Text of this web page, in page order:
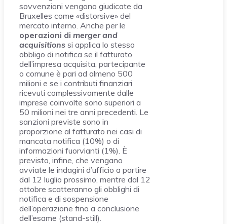
sovvenzioni vengono giudicate da
Bruxelles come «distorsive» del
mercato interno. Anche per le
operazioni di merger and
acquisitions si applica lo stesso
obbligo di notifica se il fatturato
dell’impresa acquisita, partecipante
o comune è pari ad almeno 500
milioni e se i contributi finanziari
ricevuti complessivamente dalle
imprese coinvolte sono superiori a
50 milioni nei tre anni precedenti. Le
sanzioni previste sono in
proporzione al fatturato nei casi di
mancata notifica (10%) o di
informazioni fuorvianti (1%). È
previsto, infine, che vengano
avviate le indagini d’ufficio a partire
dal 12 luglio prossimo, mentre dal 12
ottobre scatteranno gli obblighi di
notifica e di sospensione
dell’operazione fino a conclusione
dell’esame (stand-still).